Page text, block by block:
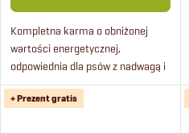
Kompletna karma o obniżonej
wartości energetycznej,
odpowiednia dla psów z nadwagą i
seniorów. Podaruj swojemu psu
wyjątkową ucztę w postaci
+ Prezent gratis